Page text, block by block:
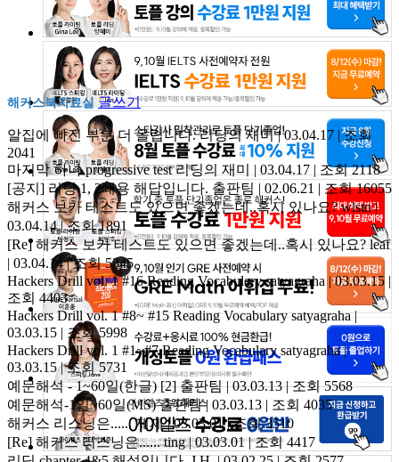
해커스북자료실 글쓰기
알집에 빠진 부분 더 올립니다.리딩의 재미 | 03.04.17 | 조회
2041
마지막 하나 progressive test리딩의 재미 | 03.04.17 | 조회 2118
[공지] 리딩 1, 2쇄용 해답입니다. 출판팀 | 02.06.21 | 조회 16055
해커스 보카 테스트도 있으면 좋겠는데..혹시 있나요?wlstn |
03.04.14 | 조회 1891
[Re] 해커스 보카 테스트도 있으면 좋겠는데..혹시 있나요?leaf
| 03.04.14 | 조회 5345
Hackers Drill vol. 1 #16 Reading Vocabularysatyagraha | 03.03.15 |
조회 4403
Hackers Drill vol. 1 #8~ #15 Reading Vocabularysatyagraha |
03.03.15 | 조회 5998
Hackers Drill vol. 1 #1~#7 Reading Vocabulary satyagraha |
03.03.15 | 조회 5731
예문해석 - 1~60일(한글)[2] 출판팀 | 03.03.13 | 조회 5568
예문해석-1일~60일(MS)출판팀 | 03.03.13 | 조회 4035
해커스 리스닝은......제제 | 03.03.01 | 조회 3510
[Re] 해커스 리스닝은......ting | 03.03.01 | 조회 4417